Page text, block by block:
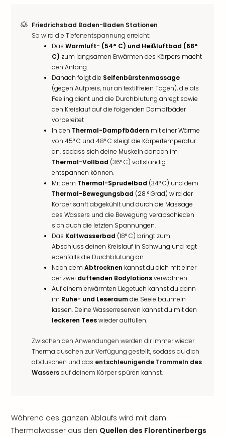
Friedrichsbad Baden-Baden Stationen
So wird die Tiefenentspannung erreicht:
Das Warmluft- (54° C) und Heißluftbad (68°
C) zum langsamen Erwärmen des Körpers macht
den Anfang.
Danach folgt die Seifenbürstenmassage
(gegen Aufpreis, nur an textilfreien Tagen), die als
Peeling dient und die Durchblutung anregt sowie
den Kreislauf auf die folgenden Dampfbäder
vorbereitet
In den Thermal-Dampfbädern mit einer Wärme
von 45° C und 48° C steigt die Körpertemperatur
an, sodass sich deine Muskeln danach im
Thermal-Vollbad (36° C) vollständig
entspannen können.
Mit dem Thermal-Sprudelbad (34° C) und dem
Thermal-Bewegungsbad (28 ° Grad) wird der
Körper sanft abgekühlt und durch die Massage
des Wassers und die Bewegung verabschieden
sich auch die letzten Spannungen.
Das Kaltwasserbad (18° C) bringt zum
Abschluss deinen Kreislauf in Schwung und regt
ebenfalls die Durchblutung an.
Nach dem Abtrocknen kannst du dich mit einer
der zwei duftenden Bodylotionsverwöhnen.
Auf einem erwärmten Liegetuch kannst du dann
im Ruhe- und Leseraumdie Seele baumeln
lassen. Deine Wasserreserven kannst du mit den
leckeren Teeswieder auffüllen.
Zwischen den Anwendungen werden dir immer wieder
Thermalduschen zur Verfügung gestellt, sodass du dich
abduschen und das entschleunigende Trommeln des
Wassersauf deinem Körper spüren kannst.
Während des ganzen Ablaufs wird mit dem
Thermalwasser aus den Quellen des Florentinerbergs